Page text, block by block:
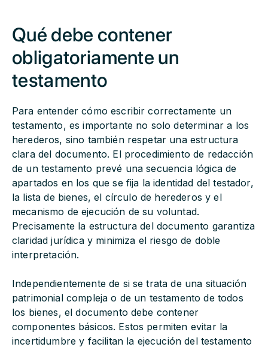
Qué debe contener
obligatoriamente un
testamento
Para entender cómo escribir correctamente un
testamento, es importante no solo determinar a los
herederos, sino también respetar una estructura
clara del documento. El procedimiento de redacción
de un testamento prevé una secuencia lógica de
apartados en los que se fija la identidad del testador,
la lista de bienes, el círculo de herederos y el
mecanismo de ejecución de su voluntad.
Precisamente la estructura del documento garantiza
claridad jurídica y minimiza el riesgo de doble
interpretación.
Independientemente de si se trata de una situación
patrimonial compleja o de un testamento de todos
los bienes, el documento debe contener
componentes básicos. Estos permiten evitar la
incertidumbre y facilitan la ejecución del testamento